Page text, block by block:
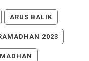
ARUS BALIK
2023